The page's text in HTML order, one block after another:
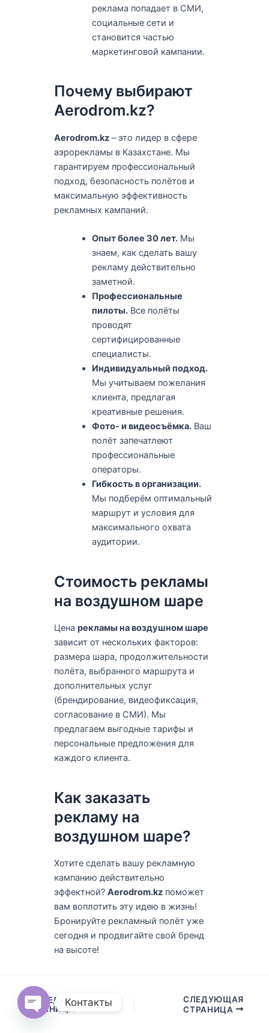
реклама попадает в СМИ,
социальные сети и
становится частью
маркетинговой кампании.
Почему выбирают
Aerodrom.kz?
Aerodrom.kz– это лидер в сфере
аэрорекламы в Казахстане. Мы
гарантируем профессиональный
подход, безопасность полётов и
максимальную эффективность
рекламных кампаний.
Опыт более 30 лет. Мы
знаем, как сделать вашу
рекламу действительно
заметной.
Профессиональные
пилоты. Все полёты
проводят
сертифицированные
специалисты.
Индивидуальный подход.
Мы учитываем пожелания
клиента, предлагая
креативные решения.
Фото- и видеосъёмка. Ваш
полёт запечатлеют
профессиональные
операторы.
Гибкость в организации.
Мы подберём оптимальный
маршрут и условия для
максимального охвата
аудитории.
Стоимость рекламы
на воздушном шаре
Цена рекламы на воздушном шаре
зависит от нескольких факторов:
размера шара, продолжительности
полёта, выбранного маршрута и
дополнительных услуг
(брендирование, видеофиксация,
согласование в СМИ). Мы
предлагаем выгодные тарифы и
персональные предложения для
каждого клиента.
Как заказать
рекламу на
воздушном шаре?
Хотите сделать вашу рекламную
кампанию действительно
эффектной? Aerodrom.kzпоможет
вам воплотить эту идею в жизнь!
Бронируйте рекламный полёт уже
сегодня и продвигайте свой бренд
на высоте!
ПРЕДЫДУЩАЯ
СТРАНИЦА
СЛЕДУЮЩАЯ
СТРАНИЦА
Контакты
Open